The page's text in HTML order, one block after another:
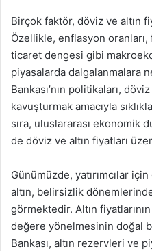
Birçok faktör, döviz ve altın
Özellikle, enflasyon oranları,
ticaret dengesi gibi
piyasalarda dalgalanmalara
Bankası’nın politikaları,
kavuşturmak amacıyla
sıra, uluslararası ekonomik
de döviz ve altın fiyatları
Günümüzde, yatırımcılar
altın, belirsizlik
görmektedir. Altın
değere yönelmesinin doğal
Bankası, altın rezervleri ve